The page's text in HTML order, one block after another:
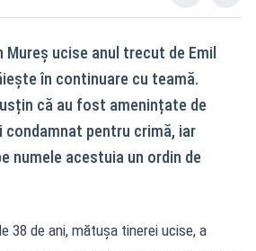
Mureș ucise anul trecut de Emil
în continuare cu teamă.
că au fost amenințate de
pentru crimă, iar
numele acestuia un ordin de
38 de ani, mătușa tinerei ucise, a